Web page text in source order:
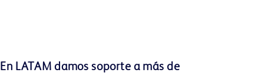
En LATAM damos soporte a más de